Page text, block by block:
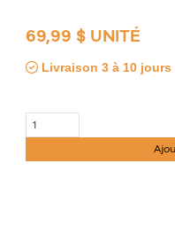
69,99 $ UNITÉ
Livraison 3 à 10 jours